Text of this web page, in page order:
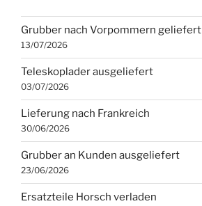
Grubber nach Vorpommern geliefert
13/07/2026
Teleskoplader ausgeliefert
03/07/2026
Lieferung nach Frankreich
30/06/2026
Grubber an Kunden ausgeliefert
23/06/2026
Ersatzteile Horsch verladen